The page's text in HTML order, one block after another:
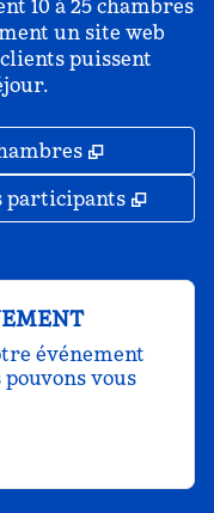
10 à 25 chambres
un site web
puissent
,
participants ,
événement
pouvons vous